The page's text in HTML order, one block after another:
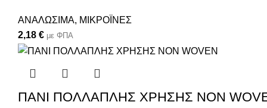
ΑΝΑΛΩΣΙΜΑ, ΜΙΚΡΟΪΝΕΣ
2,18 € με ΦΠΑ
ΠΑΝΙ ΠΟΛΛΑΠΛΗΣ ΧΡΗΣΗΣ NON